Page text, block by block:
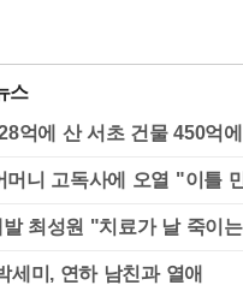
스
억에 산 서초 건물 450억
머니 고독사에 오열 "이틀
발 최성원 "치료가 날 죽이
세미, 연하 남친과 열애